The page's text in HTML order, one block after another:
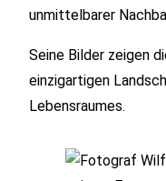
unmittelbarer
Seine Bilder zeigen
einzigartigen
Lebensraumes.